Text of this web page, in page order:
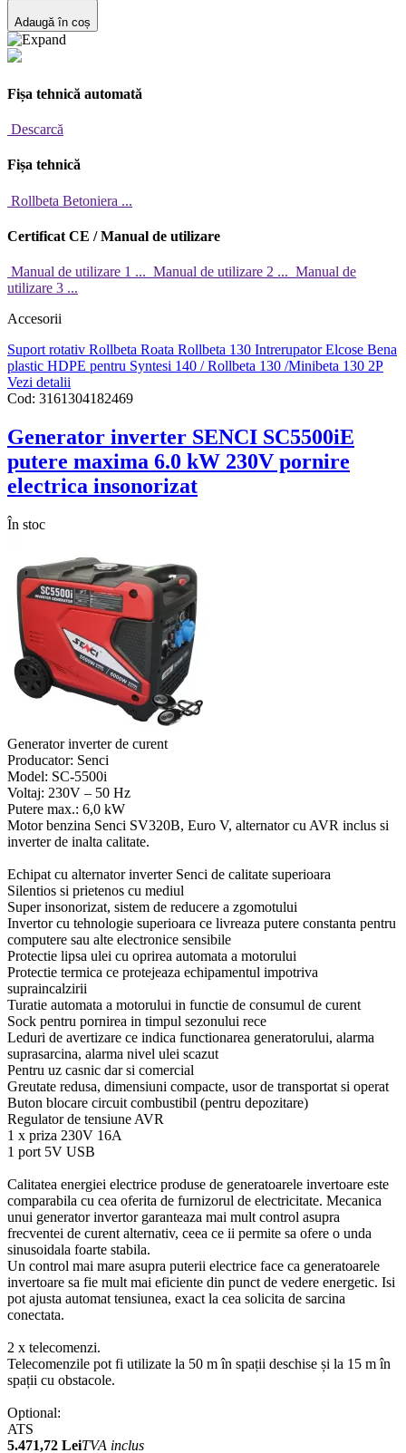
Adaugă în coș
Fișa tehnică automată
Descarcă
Fișa tehnică
Rollbeta Betoniera ...
Certificat CE / Manual de utilizare
Manual de utilizare 1 ... Manual de utilizare 2 ... Manual de
utilizare 3 ...
Accesorii
Suport rotativ Rollbeta Roata Rollbeta 130 Intrerupator Elcose Bena
plastic HDPE pentru Syntesi 140 / Rollbeta 130 /Minibeta 130 2P
Vezi detalii
Cod: 3161304182469
Generator inverter SENCI SC5500iE
putere maxima 6.0 kW 230V pornire
electrica insonorizat
În stoc
Generator inverter de curent
Producator: Senci
Model: SC-5500i
Voltaj: 230V – 50 Hz
Putere max.: 6,0 kW
Motor benzina Senci SV320B, Euro V, alternator cu AVR inclus si
inverter de inalta calitate.
Echipat cu alternator inverter Senci de calitate superioara
Silentios si prietenos cu mediul
Super insonorizat, sistem de reducere a zgomotului
Invertor cu tehnologie superioara ce livreaza putere constanta pentru
computere sau alte electronice sensibile
Protectie lipsa ulei cu oprirea automata a motorului
Protectie termica ce protejeaza echipamentul impotriva
supraincalzirii
Turatie automata a motorului in functie de consumul de curent
Sock pentru pornirea in timpul sezonului rece
Leduri de avertizare ce indica functionarea generatorului, alarma
suprasarcina, alarma nivel ulei scazut
Pentru uz casnic dar si comercial
Greutate redusa, dimensiuni compacte, usor de transportat si operat
Buton blocare circuit combustibil (pentru depozitare)
Regulator de tensiune AVR
1 x priza 230V 16A
1 port 5V USB
Calitatea energiei electrice produse de generatoarele invertoare este
comparabila cu cea oferita de furnizorul de electricitate. Mecanica
unui generator invertor garanteaza mai mult control asupra
frecventei de curent alternativ, ceea ce ii permite sa ofere o unda
sinusoidala foarte stabila.
Un control mai mare asupra puterii electrice face ca generatoarele
invertoare sa fie mult mai eficiente din punct de vedere energetic. Isi
pot ajusta automat tensiunea, exact la cea solicita de sarcina
conectata.
2 x telecomenzi.
Telecomenzile pot fi utilizate la 50 m în spații deschise și la 15 m în
spații cu obstacole.
Optional:
ATS
5.471,72 LeiTVA inclus